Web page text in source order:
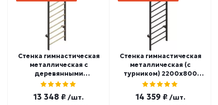
Стенка гимнастическая
металлическая с
деревянными
перекладинами (с
СТ-469
13 348 ₽ /шт.
Стенка гимнастическая
металлическая (с
турником) 2200х800
СТ-468
14 359 ₽ /шт.